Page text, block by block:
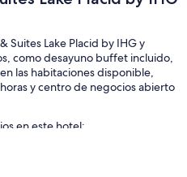
Suites Lake Placid by IHG y
como desayuno buffet incluido,
las habitaciones disponible,
y centro de negocios abierto
en este hotel: